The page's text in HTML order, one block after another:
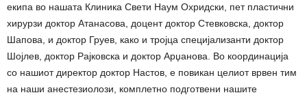
екипа во нашата Клиника Свети Наум Охридски, пет пластични
хирурзи доктор Атанасова, доцент доктор Стевковска, доктор
Шапова, и доктор Груев, како и тројца специјализанти доктор
Шојлев, доктор Рајковска и доктор Арџанова. Во координација
со нашиот директор доктор Настов, е повикан целиот врвен тим
на наши анестезиолози, комплетно подготвени нашите